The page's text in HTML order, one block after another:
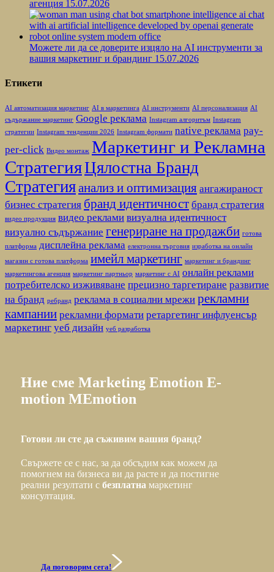
агенция 15.07.2026
Можете ли да се доверите изцяло на AI инструменти за
вашия маркетинг и брандинг 15.07.2026
Етикети
AI автоматизация маркетинг AI в маркетинга AI инструменти AI персонализация AI
съдържание маркетинг Google реклама Instagram алгоритъм Instagram
стратегии Instagram тенденции 2026 Instagram формати native реклама pay-
per-click Видео монтаж Маркетинг и Рекламна
СтратегияЦялостна Бранд
Стратегияанализ и оптимизация ангажираност
бизнес стратегия бранд идентичност бранд стратегия
видео продукция видео реклами визуална идентичност
визуално съдържание генериране на продажби готова
платформа дисплейна реклама електронна търговия изработка на онлайн
магазин с готова платформа имейл маркетинг маркетинг и брандинг
маркетингова агенция маркетинг партньор маркетинг с AI онлайн реклами
потребителско изживяване прецизно таргетиране развитие
на бранд ребранд реклама в социални мрежи рекламни
кампании рекламни формати ретаргетинг инфлуенсър
маркетинг уеб дизайн уеб разработка
Ние сме Marketing Emotion E-
motion MEmotion
Готови ли сте да съживим вашия бранд?
Свържете се с нас, за да обсъдим как можем да
помогнем на бизнеса ви да расте и да постигне
реални резултати с безплатна маркетинг
консултация.
Да поговорим сега!